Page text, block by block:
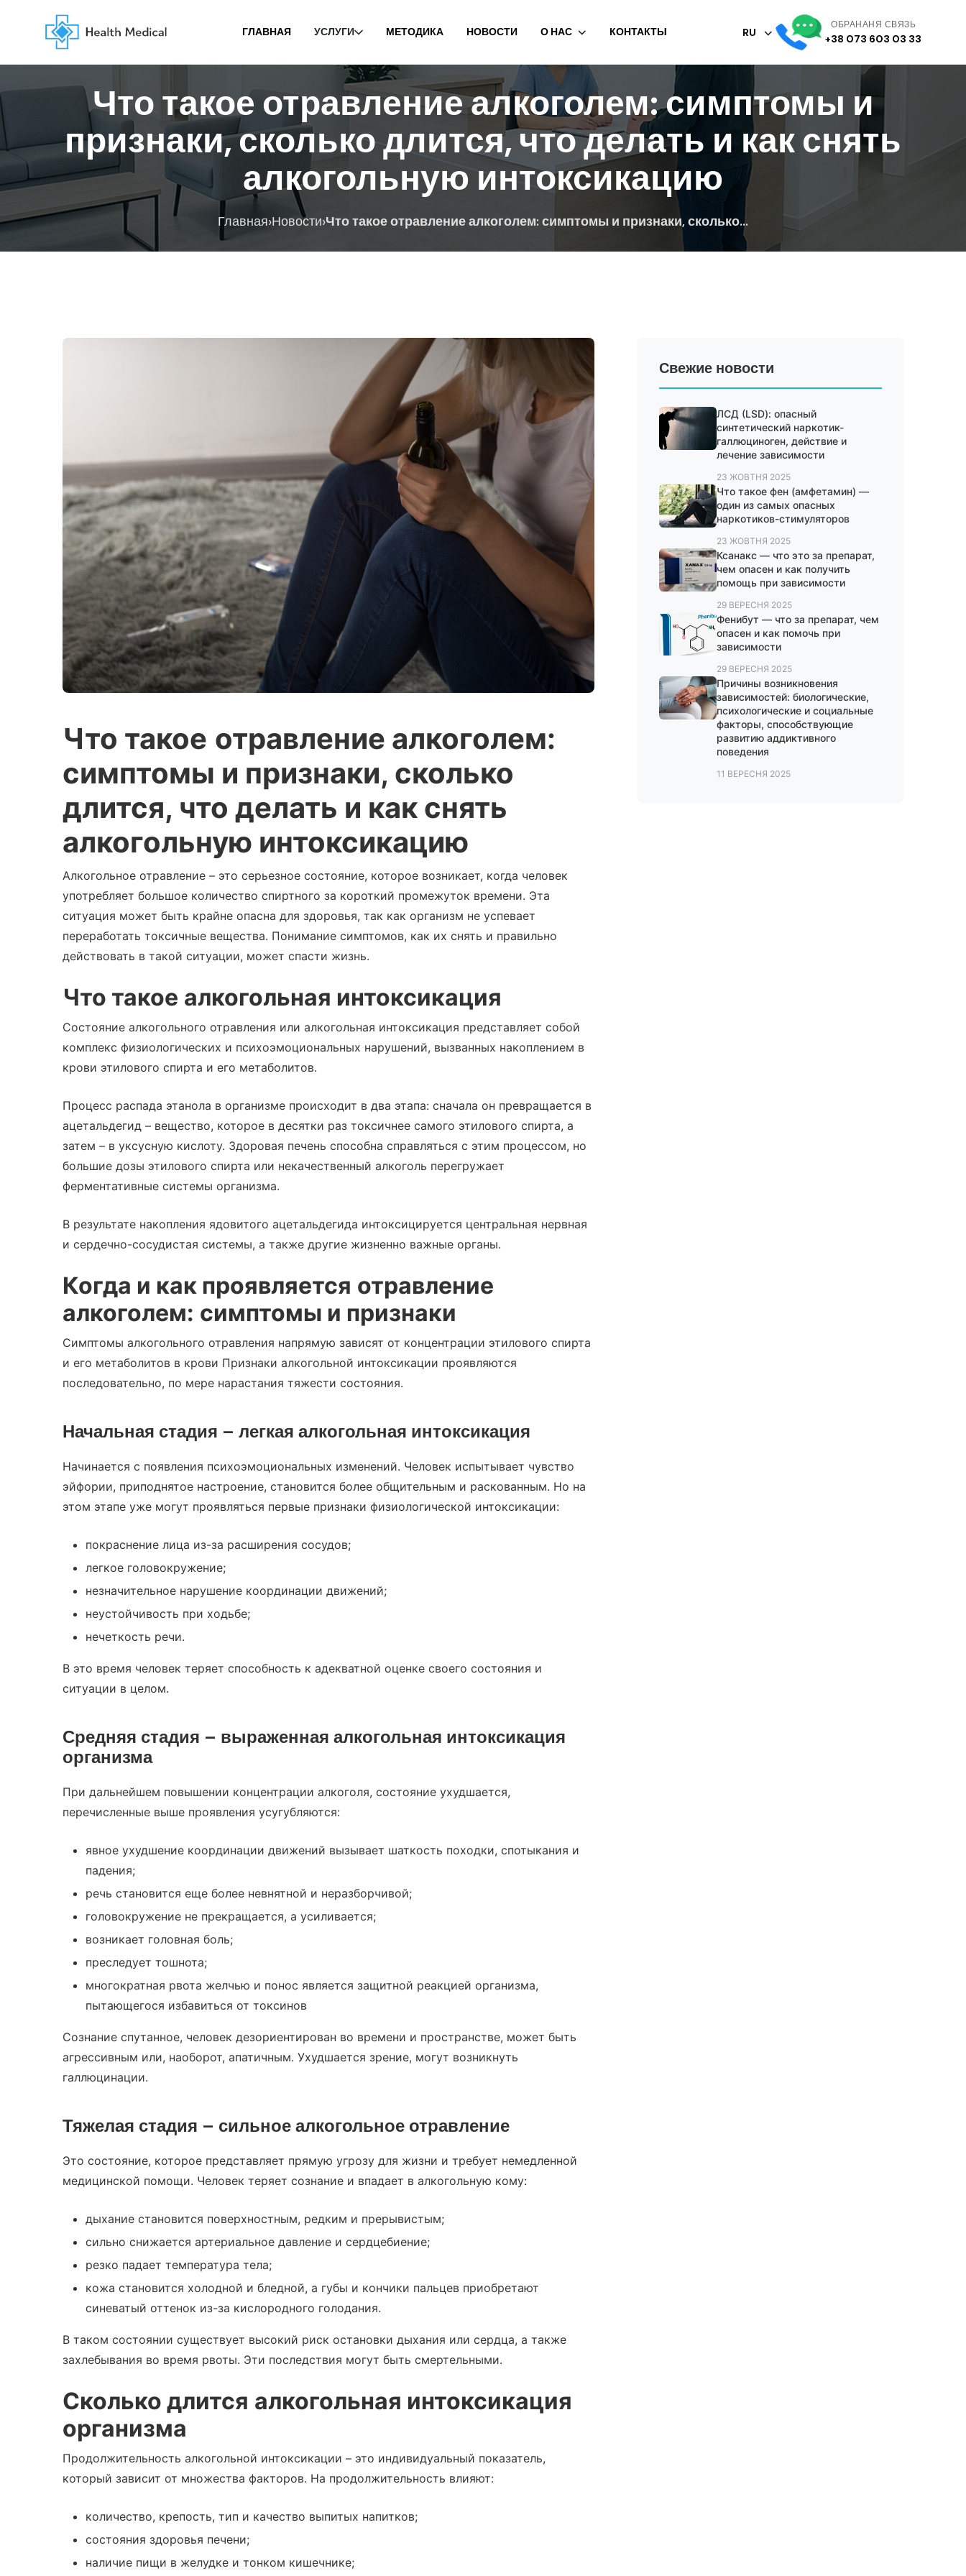
ГЛАВНАЯ УСЛУГИ МЕТОДИКА НОВОСТИ О НАС КОНТАКТЫ RU
ОБРАНАНЯ СВЯЗЬ
+38 073 603 03 33
Что такое отравление алкоголем: симптомы и
признаки, сколько длится, что делать и как снять
алкогольную интоксикацию
Главная›Новости›Что такое отравление алкоголем: симптомы и признаки, сколько...
Что такое отравление алкоголем:
симптомы и признаки, сколько
длится, что делать и как снять
алкогольную интоксикацию
Алкогольное отравление – это серьезное состояние, которое возникает, когда человек
употребляет большое количество спиртного за короткий промежуток времени. Эта
ситуация может быть крайне опасна для здоровья, так как организм не успевает
переработать токсичные вещества. Понимание симптомов, как их снять и правильно
действовать в такой ситуации, может спасти жизнь.
Что такое алкогольная интоксикация
Состояние алкогольного отравления или алкогольная интоксикация представляет собой
комплекс физиологических и психоэмоциональных нарушений, вызванных накоплением в
крови этилового спирта и его метаболитов.
Процесс распада этанола в организме происходит в два этапа: сначала он превращается в
ацетальдегид – вещество, которое в десятки раз токсичнее самого этилового спирта, а
затем – в уксусную кислоту. Здоровая печень способна справляться с этим процессом, но
большие дозы этилового спирта или некачественный алкоголь перегружает
ферментативные системы организма.
В результате накопления ядовитого ацетальдегида интоксицируется центральная нервная
и сердечно-сосудистая системы, а также другие жизненно важные органы.
Когда и как проявляется отравление
алкоголем: симптомы и признаки
Симптомы алкогольного отравления напрямую зависят от концентрации этилового спирта
и его метаболитов в крови Признаки алкогольной интоксикации проявляются
последовательно, по мере нарастания тяжести состояния.
Начальная стадия – легкая алкогольная интоксикация
Начинается с появления психоэмоциональных изменений. Человек испытывает чувство
эйфории, приподнятое настроение, становится более общительным и раскованным. Но на
этом этапе уже могут проявляться первые признаки физиологической интоксикации:
покраснение лица из-за расширения сосудов;
легкое головокружение;
незначительное нарушение координации движений;
неустойчивость при ходьбе;
нечеткость речи.
В это время человек теряет способность к адекватной оценке своего состояния и
ситуации в целом.
Средняя стадия – выраженная алкогольная интоксикация
организма
При дальнейшем повышении концентрации алкоголя, состояние ухудшается,
перечисленные выше проявления усугубляются:
явное ухудшение координации движений вызывает шаткость походки, спотыкания и
падения;
речь становится еще более невнятной и неразборчивой;
головокружение не прекращается, а усиливается;
возникает головная боль;
преследует тошнота;
многократная рвота желчью и понос является защитной реакцией организма,
пытающегося избавиться от токсинов
Сознание спутанное, человек дезориентирован во времени и пространстве, может быть
агрессивным или, наоборот, апатичным. Ухудшается зрение, могут возникнуть
галлюцинации.
Тяжелая стадия – сильноеалкогольное отравление
Это состояние, которое представляет прямую угрозу для жизни и требует немедленной
медицинской помощи. Человек теряет сознание и впадает в алкогольную кому:
дыхание становится поверхностным, редким и прерывистым;
сильно снижается артериальное давление и сердцебиение;
резко падает температура тела;
кожа становится холодной и бледной, а губы и кончики пальцев приобретают
синеватый оттенок из-за кислородного голодания.
В таком состоянии существует высокий риск остановки дыхания или сердца, а также
захлебывания во время рвоты. Эти последствия могут быть смертельными.
Сколько длится алкогольная интоксикация
организма
Продолжительность алкогольной интоксикации – это индивидуальный показатель,
который зависит от множества факторов. На продолжительность влияют:
количество, крепость, тип и качество выпитых напитков;
состояния здоровья печени;
наличие пищи в желудке и тонком кишечнике;
Свежие новости
ЛСД (LSD): опасный
синтетический наркотик-
галлюциноген, действие и
лечение зависимости
23 ЖОВТНЯ 2025
Что такое фен (амфетамин) —
один из самых опасных
наркотиков-стимуляторов
23 ЖОВТНЯ 2025
Ксанакс — что это за препарат,
чем опасен и как получить
помощь при зависимости
29 ВЕРЕСНЯ 2025
Фенибут — что за препарат, чем
опасен и как помочь при
зависимости
29 ВЕРЕСНЯ 2025
Причины возникновения
зависимостей: биологические,
психологические и социальные
факторы, способствующие
развитию аддиктивного
поведения
11 ВЕРЕСНЯ 2025